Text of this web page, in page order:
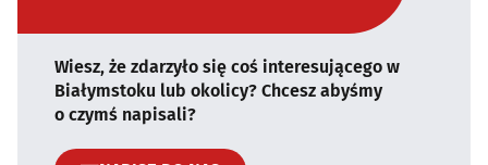
Wiesz, że zdarzyło się coś interesującego w
Białymstoku lub okolicy? Chcesz abyśmy
o czymś napisali?